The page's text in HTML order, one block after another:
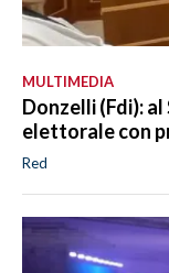
MULTIMEDIA
Donzelli (Fdi):
elettorale con
Red